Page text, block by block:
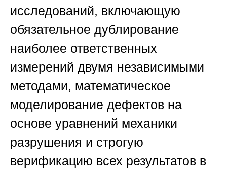
исследований, включающую
обязательное дублирование
наиболее ответственных
измерений двумя независимыми
методами, математическое
моделирование дефектов на
основе уравнений механики
разрушения и строгую
верификацию всех результатов в